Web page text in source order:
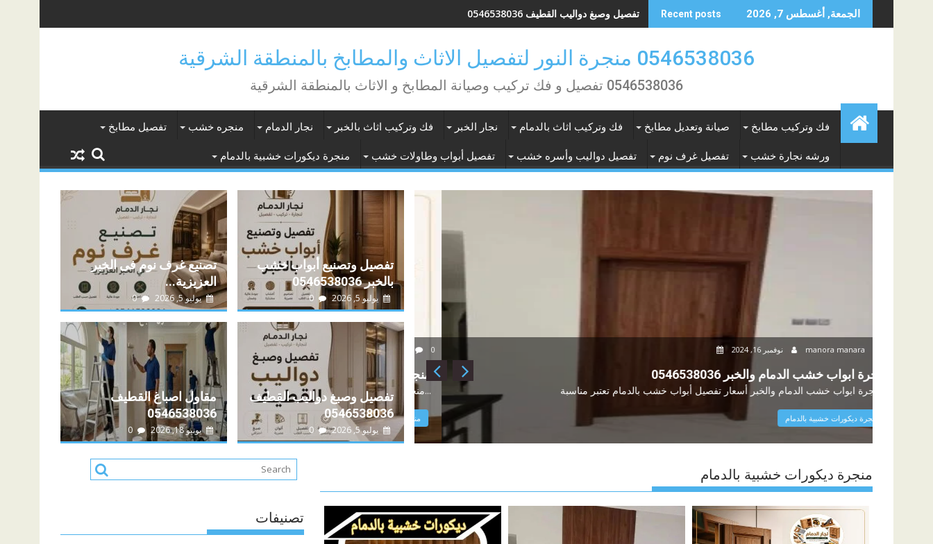
to
الجمعة, أغسطس 7, 2026 Recent posts تفصيل وصبغ دواليب القطيف 0546538036
0546538036 منجرة النور لتفصيل الاثاث والمطابخ بالمنطقة الشرقية
0546538036 تفصيل و فك تركيب وصيانة المطابخ و الاثاث بالمنطقة الشرقية
فك وتركيب مطابخ صيانة وتعديل مطابخ فك وتركيب اثاث بالدمام نجار الخبر فك وتركيب اثاث بالخبر نجار الدمام منجره خشب تفصيل مطابخ
ورشه نجارة خشب تفصيل غرف نوم تفصيل دواليب وأسره خشب تفصيل أبواب وطاولات خشب منجرة ديكورات خشبية بالدمام
مايو 3, 2026 manora manara
منجرة ابواب خشب الراكة الدمام 0546538036
منجرة ديكورات خشبية بالدمام
نوفمبر 16, 2024 manora manara 0
منجرة ابواب خشب الدمام والخبر 0546538036
منجرة ابواب خشب الدمام والخبر أسعار تفصيل أبواب خشب بالدمام تعتبر مناسبة...
منجرة ديكورات خشبية بالدمام
تفصيل وتصنيع أبواب خشب
بالخبر 0546538036
يوليو 5, 2026
تفصيل وصبغ دواليب القطيف
0546538036
يوليو 5, 2026 0
تصنيع غرف نوم فى الخبر
العزيزية...
يوليو 5, 2026 0
مقاول اصباغ القطيف
0546538036
يونيو 18, 2026
منجرة ديكورات خشبية بالدمام
تصنيفات